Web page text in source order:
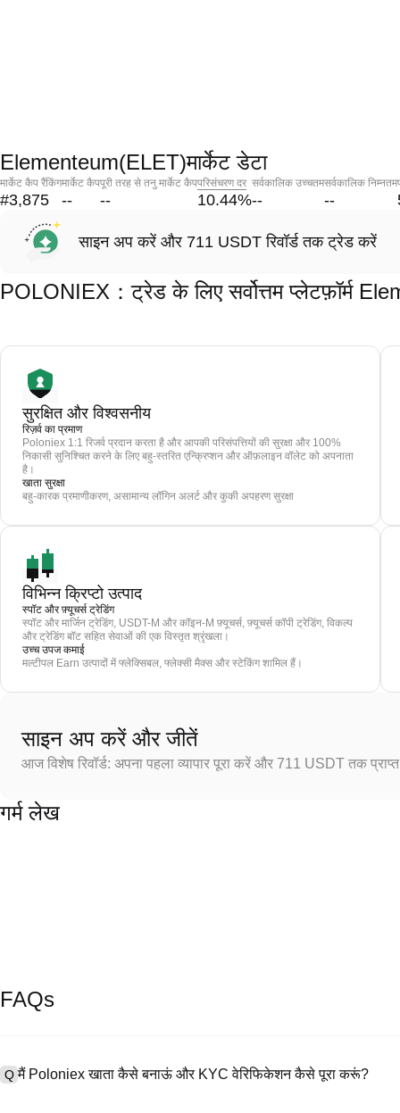
Elementeum(ELET)मार्केट डेटा
मार्केट कैप रैंकिंग
#3,875
मार्केट कैप
--
पूरी तरह से तनु मार्केट कैप
--
परिसंचरण दर
10.44%
सर्वकालिक उच्चतम
--
सर्वकालिक निम्नतम
--
साइन अप करें और 711 USDT रिवॉर्ड तक ट्रेड करें
POLONIEX：ट्रेड के लिए सर्वोत्तम प्लेटफ़ॉर्म
सुरक्षित और विश्वसनीय
रिज़र्व का प्रमाण
Poloniex 1:1 रिजर्व प्रदान करता है और आपकी परिसंपत्तियों की सुरक्षा और 100%
निकासी सुनिश्चित करने के लिए बहु-स्तरित एन्क्रिप्शन और ऑफ़लाइन वॉलेट को अपनाता
है।
खाता सुरक्षा
बहु-कारक प्रमाणीकरण, असामान्य लॉगिन अलर्ट और कुकी अपहरण सुरक्षा
विभिन्न क्रिप्टो उत्पाद
स्पॉट और फ़्यूचर्स ट्रेडिंग
स्पॉट और मार्जिन ट्रेडिंग, USDT-M और कॉइन-M फ़्यूचर्स, फ़्यूचर्स कॉपी ट्रेडिंग, विकल्प
और ट्रेडिंग बॉट सहित सेवाओं की एक विस्तृत श्रृंखला।
उच्च उपज कमाई
मल्टीपल Earn उत्पादों में फ्लेक्सिबल, फ्लेक्सी मैक्स और स्टेकिंग शामिल हैं।
साइन अप करें और जीतें
आज विशेष रिवॉर्ड: अपना पहला व्यापार पूरा करें और 711 USDT तक
गर्म लेख
FAQs
Q मैं Poloniex खाता कैसे बनाऊं और KYC वेरिफिकेशन कैसे पूरा करूं?